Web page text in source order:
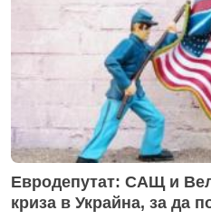
Евродепутат: САЩ и
криза в Украйна, за да